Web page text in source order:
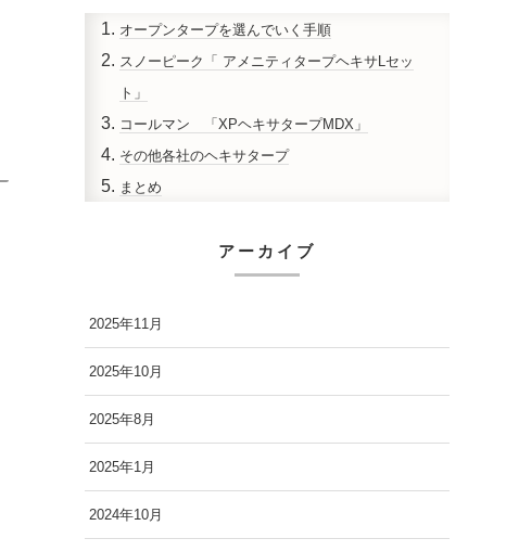
オープンタープを選んでいく手順
スノーピーク「 アメニティタープヘキサLセッ
ト」
コールマン 「XPヘキサタープMDX」
その他各社のヘキサタープ
まとめ
アーカイブ
2025年11月
2025年10月
2025年8月
2025年1月
2024年10月